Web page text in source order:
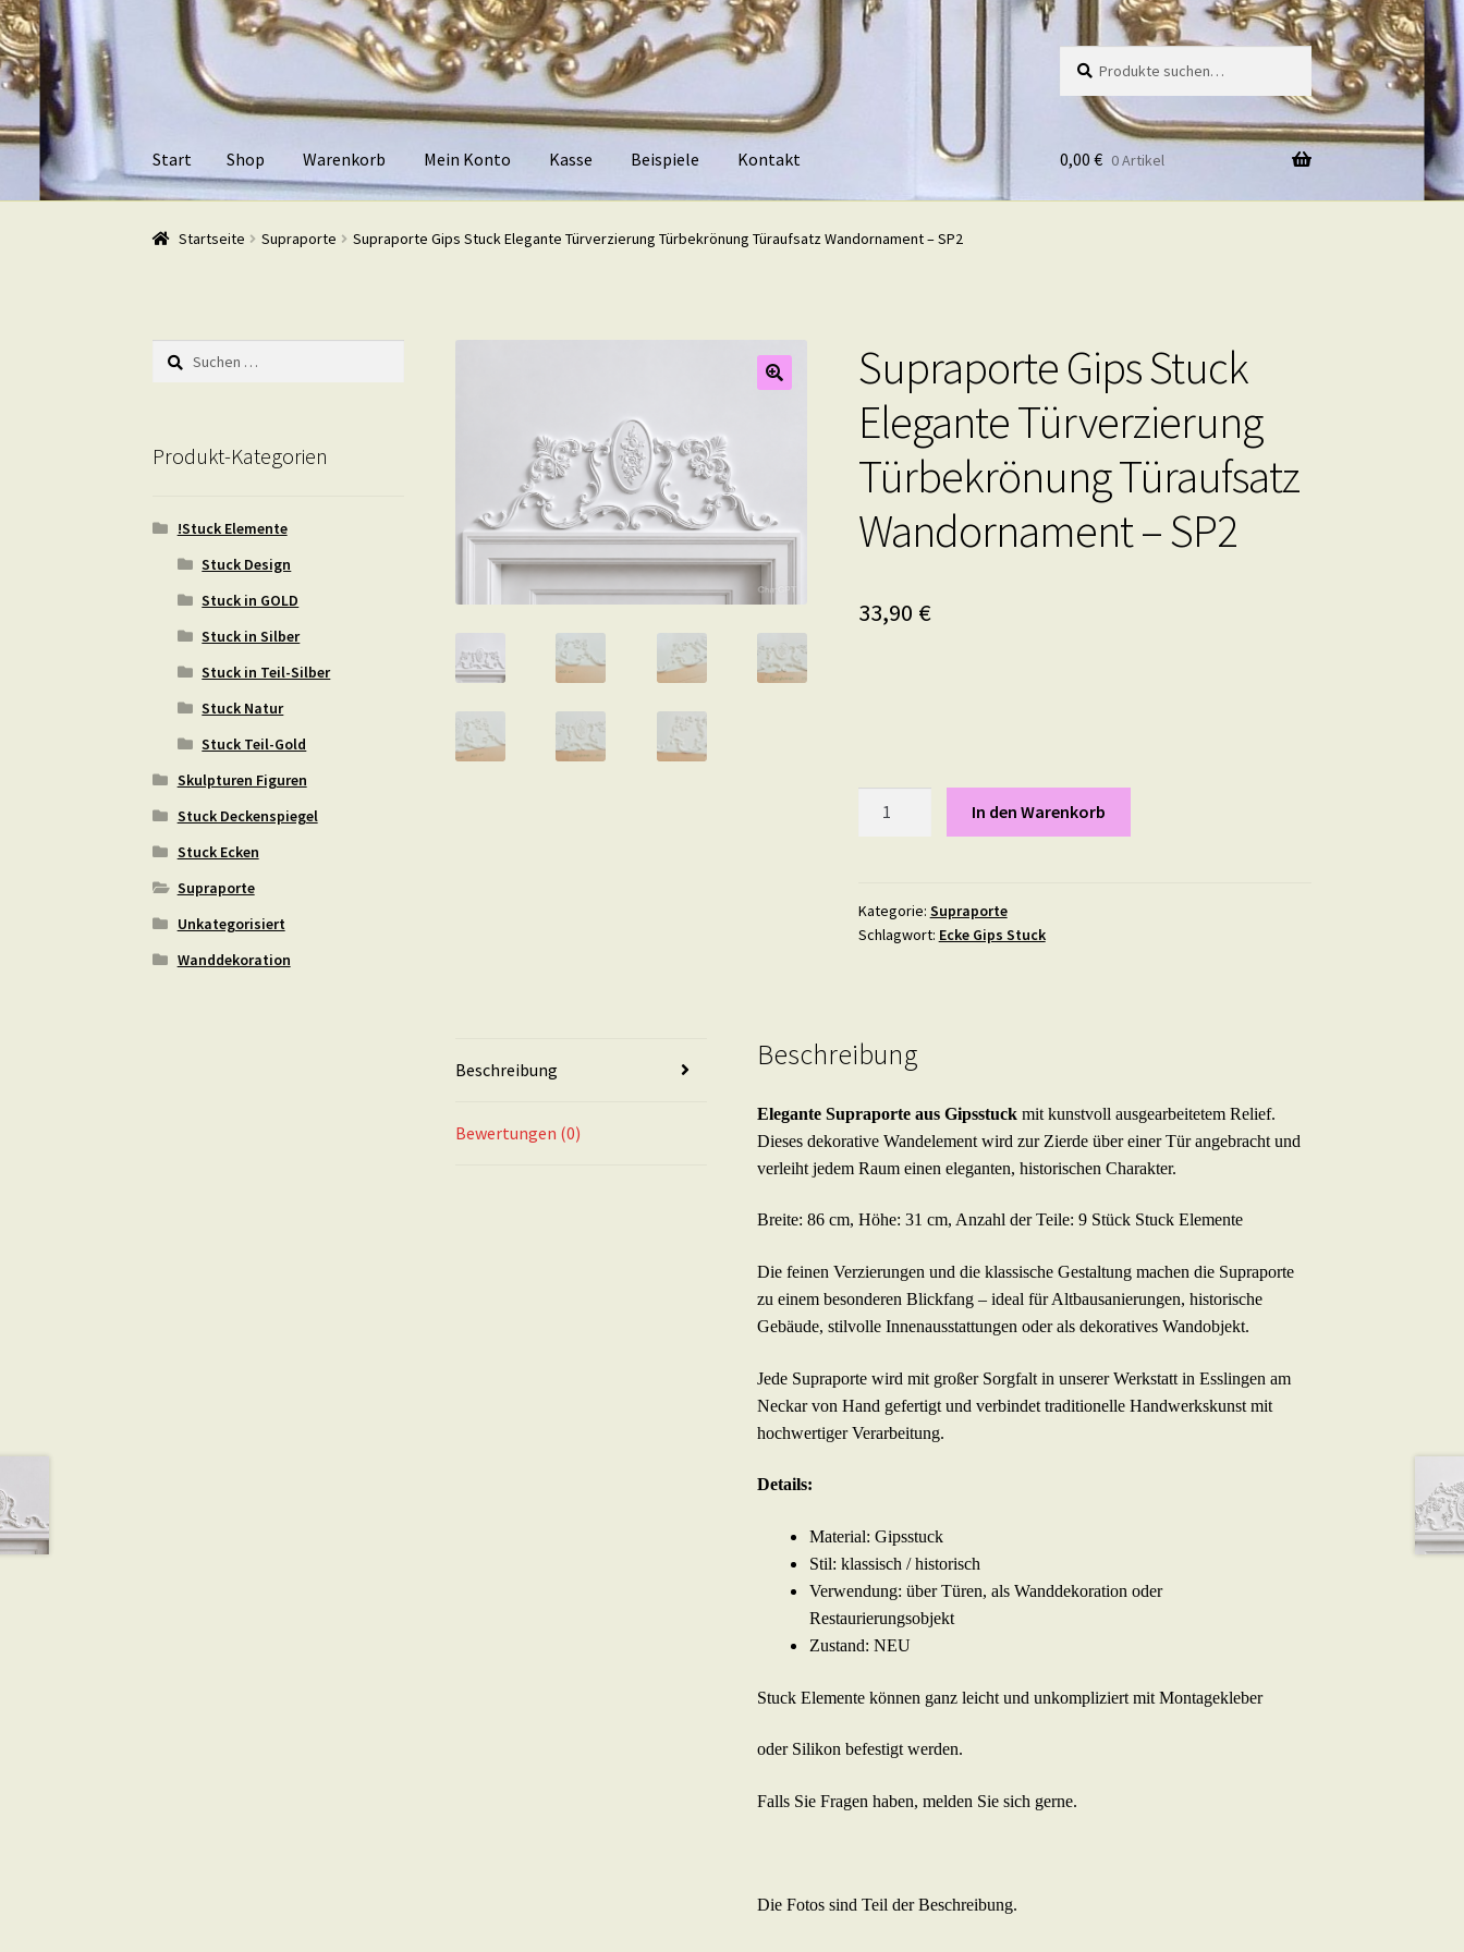
Zur
Navigation
springen
Zum
Inhalt
springen
nach:
Start Shop Warenkorb Mein Konto Kasse Beispiele Kontakt
Start ShopWarenkorb Mein Konto Kasse Beispiele Kontakt
0,00 € 0 Artikel
Startseite Supraporte Supraporte Gips Stuck Elegante Türverzierung Türbekrönung Türaufsatz Wandornament – SP2
Supraporte Gips Stuck
Elegante Türverzierung
Türbekrönung Türaufsatz
Wandornament – SP2
33,90 €
Türverzierung
Türbekrönung
SP2
Menge
In den Warenkorb
Kategorie: Supraporte
Schlagwort: Ecke Gips Stuck
Beschreibung
Bewertungen (0)
Beschreibung
Elegante Supraporte aus Gipsstuckmit kunstvoll ausgearbeitetem Relief.
Dieses dekorative Wandelement wird zur Zierde über einer Tür angebracht und
verleiht jedem Raum einen eleganten, historischen Charakter.
Breite: 86 cm, Höhe: 31 cm, Anzahl der Teile: 9 Stück Stuck Elemente
Die feinen Verzierungen und die klassische Gestaltung machen die Supraporte
zu einem besonderen Blickfang – ideal für Altbausanierungen, historische
Gebäude, stilvolle Innenausstattungen oder als dekoratives Wandobjekt.
Jede Supraporte wird mit großer Sorgfalt in unserer Werkstatt in Esslingen am
Neckar von Hand gefertigt und verbindet traditionelle Handwerkskunst mit
hochwertiger Verarbeitung.
Details:
Material: Gipsstuck
Stil: klassisch / historisch
Verwendung: über Türen, als Wanddekoration oder
Restaurierungsobjekt
Zustand: NEU
Stuck Elemente können ganz leicht und unkompliziert mit Montagekleber
oder Silikon befestigt werden.
Falls Sie Fragen haben, melden Sie sich gerne.
Die Fotos sind Teil der Beschreibung.
Suchen
nach:
Produkt-Kategorien
!Stuck Elemente
Stuck Design
Stuck in GOLD
Stuck in Silber
Stuck in Teil-Silber
Stuck Natur
Stuck Teil-Gold
Skulpturen Figuren
Stuck Deckenspiegel
Stuck Ecken
Supraporte
Unkategorisiert
Wanddekoration